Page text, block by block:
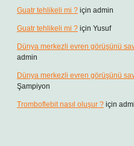
Guatr tehlikeli mi ? için admin
Guatr tehlikeli mi ? için Yusuf
Dünya merkezli evren görüşünü
admin
Dünya merkezli evren görüşünü
Şampiyon
Tromboflebit nasıl oluşur ? için